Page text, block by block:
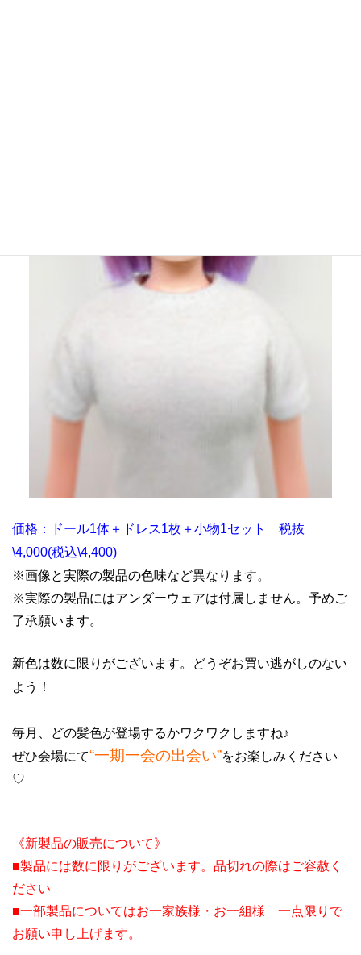
価格：ドール1体＋ドレス1枚＋小物1セット 税抜
\4,000(税込\4,400)
※画像と実際の製品の色味など異なります。
※実際の製品にはアンダーウェアは付属しません。予めご
了承願います。
新色は数に限りがございます。どうぞお買い逃がしのない
よう！
毎月、どの髪色が登場するかワクワクしますね♪
ぜひ会場にて“一期一会の出会い”をお楽しみください
♡
《新製品の販売について》
■製品には数に限りがございます。品切れの際はご容赦く
ださい
■一部製品についてはお一家族様・お一組様 一点限りで
お願い申し上げます。